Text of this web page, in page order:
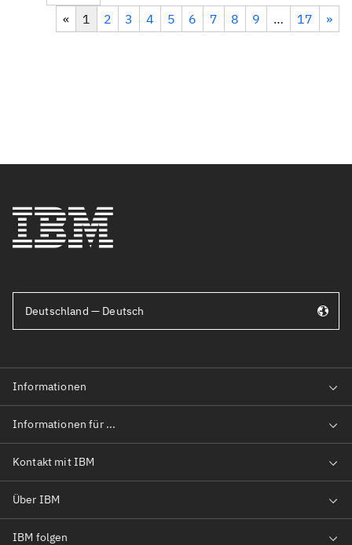
«
1 2 3 4 5 6 7 8 9 … 17 »
Deutschland — Deutsch